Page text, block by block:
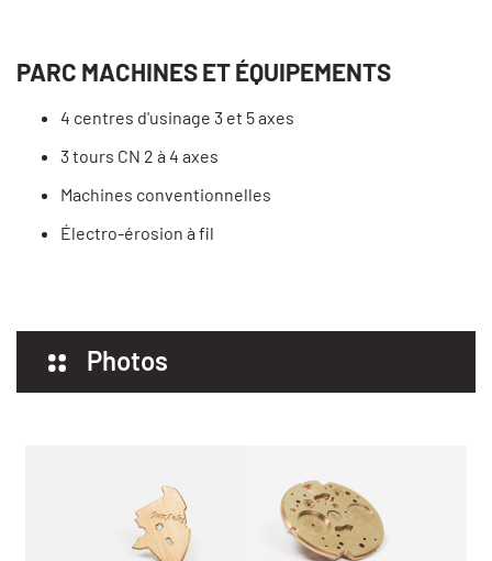
PARC MACHINES ET ÉQUIPEMENTS
4 centres d'usinage 3 et 5 axes
3 tours CN 2 à 4 axes
Machines conventionnelles
Électro-érosion à fil
Photos